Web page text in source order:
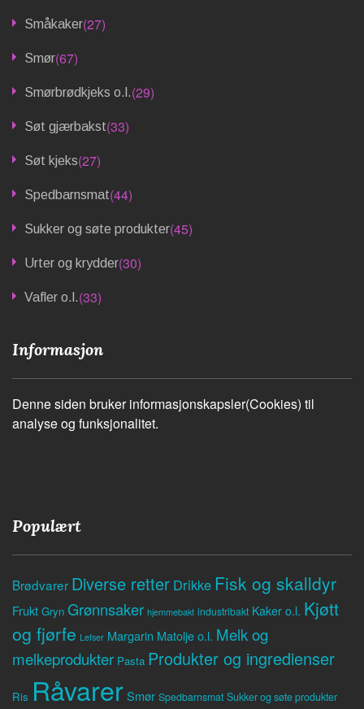
Småkaker(27)
Smør(67)
Smørbrødkjeks o.l.(29)
Søt gjærbakst(33)
Søt kjeks(27)
Spedbarnsmat(44)
Sukker og søte produkter(45)
Urter og krydder(30)
Vafler o.l.(33)
Informasjon
Denne siden bruker informasjonskapsler(Cookies) til
analyse og funksjonalitet.
Populært
Brødvarer Diverse retter Drikke Fisk og skalldyr
Frukt Gryn Grønnsaker hjemmebakt industribakt Kaker o.l. Kjøtt
og fjørfe Lefser Margarin Matolje o.l. Melk og
melkeprodukter Pasta Produkter og ingredienser
Ris RåvarerSmør Spedbarnsmat Sukker og søte produkter